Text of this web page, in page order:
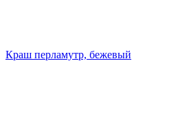
Краш перламутр, бежевый